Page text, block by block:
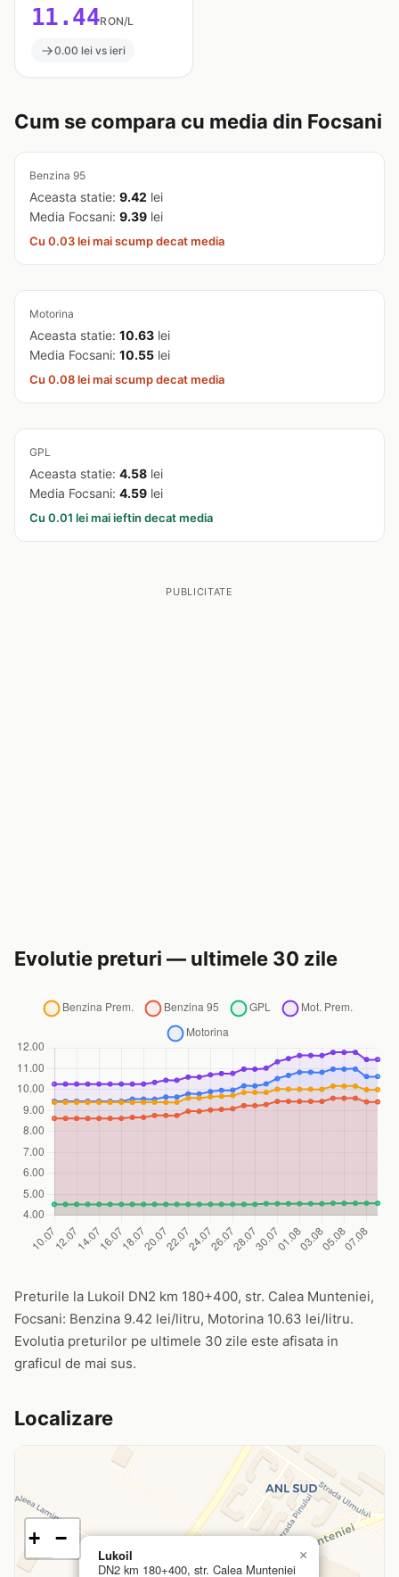
11.44RON/L
0.00 lei vs ieri
Cum se compara cu media din Focsani
Benzina 95
Aceasta statie: 9.42 lei
Media Focsani: 9.39 lei
Cu 0.03 lei mai scump decat media
Motorina
Aceasta statie: 10.63 lei
Media Focsani: 10.55 lei
Cu 0.08 lei mai scump decat media
GPL
Aceasta statie: 4.58 lei
Media Focsani: 4.59 lei
Cu 0.01 lei mai ieftin decat media
PUBLICITATE
Evolutie preturi — ultimele 30 zile
Preturile la Lukoil DN2 km 180+400, str. Calea Munteniei,
Focsani: Benzina 9.42 lei/litru, Motorina 10.63 lei/litru.
Evolutia preturilor pe ultimele 30 zile este afisata in
graficul de mai sus.
Localizare
Lukoil
DN2 km 180+400, str. Calea Munteniei
×
+ −